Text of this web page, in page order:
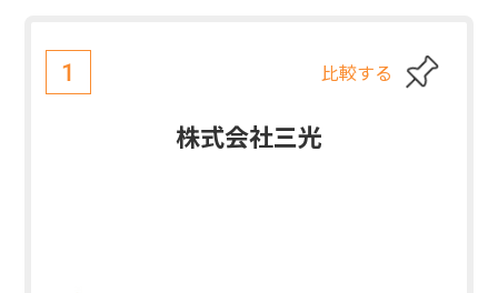
1 比較する
株式会社三光